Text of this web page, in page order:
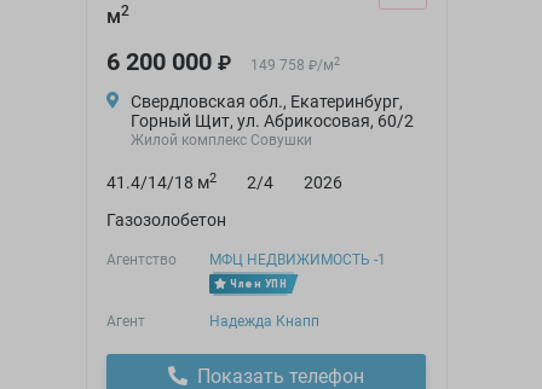
м2
6 200 000 ₽ 149 758 ₽/м2
Свердловская обл., Екатеринбург,
Горный Щит, ул. Абрикосовая, 60/2
Жилой комплекс Совушки
41.4/14/18 м2 2/4
2026
Газозолобетон
Агентство МФЦ НЕДВИЖИМОСТЬ -1
Член УПН
Агент Надежда Кнапп
Показать телефон